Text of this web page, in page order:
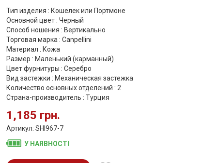
Тип изделия : Кошелек или Портмоне
Основной цвет : Черный
Способ ношения : Вертикально
Торговая марка : Canpellini
Материал : Кожа
Размер : Маленький (карманный)
Цвет фурнитуры : Серебро
Вид застежки : Механическая застежка
Количество основных отделений : 2
Страна-производитель : Турция
1,185 грн.
Артикул: SHI967-7
У НАЯВНОСТІ